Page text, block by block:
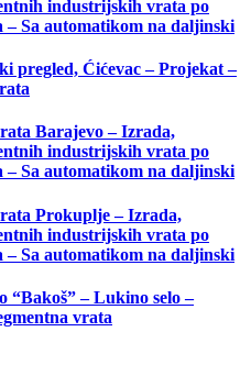
industrijskih vrata po
Sa automatikom na daljinski
pregled, Ćićevac – Projekat –
Barajevo – Izrada,
industrijskih vrata po
Sa automatikom na daljinski
Prokuplje – Izrada,
industrijskih vrata po
Sa automatikom na daljinski
“Bakoš” – Lukino selo –
vrata